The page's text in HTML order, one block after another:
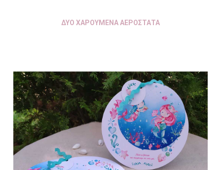
ΔΥΟ ΧΑΡΟΥΜΕΝΑ ΑΕΡΟΣΤΑΤΑ